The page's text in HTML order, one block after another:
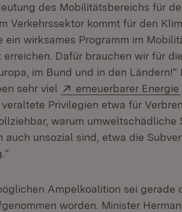
des Mobilitätsbereichs für
Verkehrssektor kommt für den
ein wirksames Programm im
Dafür brauchen wir für
im Bund und in den
sehr viel
Extern:
erneuerbarer Energie
Privilegien etwa für
warum umweltschädliche
auch unsozial sind, etwa die
Ampelkoalition sei gerade
worden. Minister